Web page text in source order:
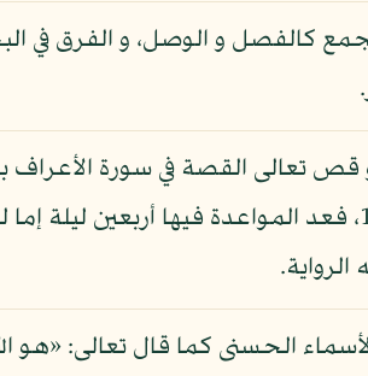
كالفصل و الوصل، و الفرق في
قص تعالى القصة في سورة الأعراف
فتم ميقات ربه أربعين ليلة»: الأعراف - 142، فعد
الحسنى كما قال تعالى: «هو